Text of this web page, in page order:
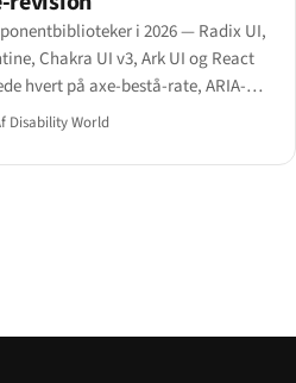
i 2026 — Radix UI,
Chakra UI v3, Ark UI og React
hvert på axe-bestå-rate, ARIA-
og bundle-størrelses-
Disability World